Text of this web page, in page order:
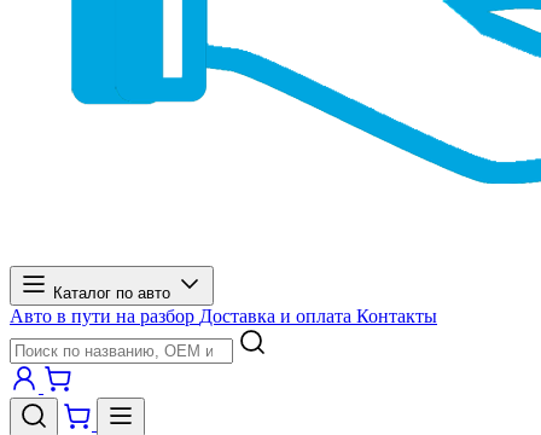
Каталог по авто
Авто в пути на разбор Доставка и оплата Контакты